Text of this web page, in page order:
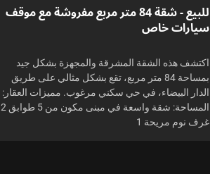
للبيع - شقة 84 متر مربع مفروشة مع موقف
سيارات خاص
اكتشف هذه الشقة المشرقة والمجهزة بشكل جيد
بمساحة 84 متر مربع، تقع بشكل مثالي على طريق
الدار البيضاء، في حي سكني مرغوب. مميزات العقار:
المساحة: شقة واسعة في مبنى مكون من 5 طوابق 2
غرف نوم مريحة 1